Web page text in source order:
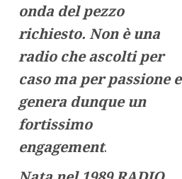
onda del pezzo
richiesto. Non è una
radio che ascolti per
caso ma per passione e
genera dunque un
fortissimo
engagement.